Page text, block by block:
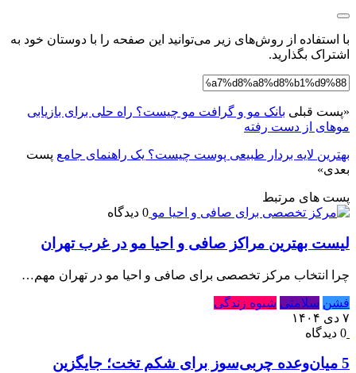
با استفاده از روش‌های زیر می‌توانید این صفحه را با دوستان خود به
اشتراک بگذارید.
«پست قبلی بانک مو و گرافت مو چیست؟ راه حلی برای بازیابی
موهای از دست رفته
بهترین لایه بردار طبیعی پوست چیست؟ یک راهنمای جامع پست
بعدی»
پست های مرتبط
0 دیدگاه
لیست بهترین مراکز صافی و احیا مو در غرب تهران
چرا انتخاب مرکز تخصصی برای صافی و احیا مو در تهران مهم…
فشن سلامتی شیوه زندگی
۷ دی ۱۴۰۴
0 دیدگاه
5 میان‌وعده چربی‌سوز برای شکم تخت؛ جایگزین